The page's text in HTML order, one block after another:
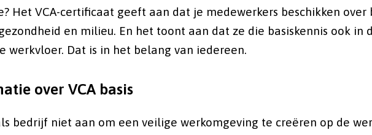
Het VCA-certificaat geeft aan dat je medewerkers beschikken over
en milieu. En het toont aan dat ze die basiskennis ook in
werkvloer. Dat is in het belang van iedereen.
over VCA basis
bedrijf niet aan om een veilige werkomgeving te creëren op de